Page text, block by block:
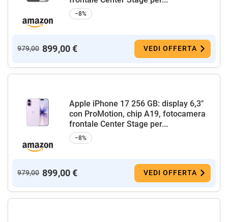
−8%
979,00 899,00 € VEDI OFFERTA
Apple iPhone 17 256 GB: display 6,3"
con ProMotion, chip A19, fotocamera
frontale Center Stage per...
−8%
979,00 899,00 € VEDI OFFERTA